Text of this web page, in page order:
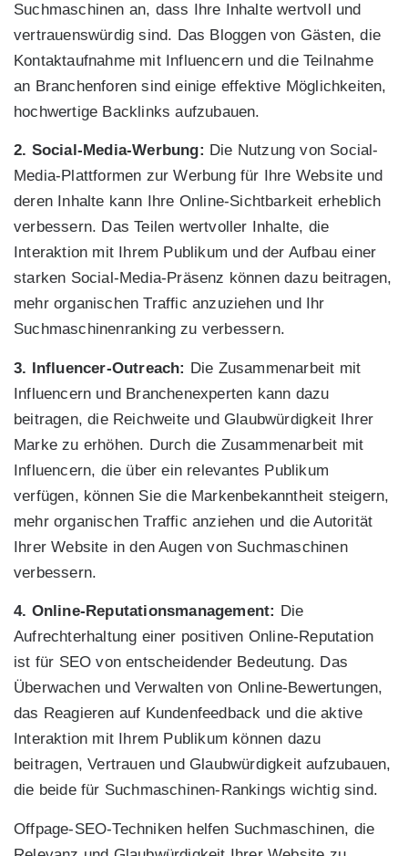
Suchmaschinen an, dass Ihre Inhalte wertvoll und
vertrauenswürdig sind. Das Bloggen von Gästen, die
Kontaktaufnahme mit Influencern und die Teilnahme
an Branchenforen sind einige effektive Möglichkeiten,
hochwertige Backlinks aufzubauen.
2. Social-Media-Werbung: Die Nutzung von Social-
Media-Plattformen zur Werbung für Ihre Website und
deren Inhalte kann Ihre Online-Sichtbarkeit erheblich
verbessern. Das Teilen wertvoller Inhalte, die
Interaktion mit Ihrem Publikum und der Aufbau einer
starken Social-Media-Präsenz können dazu beitragen,
mehr organischen Traffic anzuziehen und Ihr
Suchmaschinenranking zu verbessern.
3. Influencer-Outreach: Die Zusammenarbeit mit
Influencern und Branchenexperten kann dazu
beitragen, die Reichweite und Glaubwürdigkeit Ihrer
Marke zu erhöhen. Durch die Zusammenarbeit mit
Influencern, die über ein relevantes Publikum
verfügen, können Sie die Markenbekanntheit steigern,
mehr organischen Traffic anziehen und die Autorität
Ihrer Website in den Augen von Suchmaschinen
verbessern.
4. Online-Reputationsmanagement: Die
Aufrechterhaltung einer positiven Online-Reputation
ist für SEO von entscheidender Bedeutung. Das
Überwachen und Verwalten von Online-Bewertungen,
das Reagieren auf Kundenfeedback und die aktive
Interaktion mit Ihrem Publikum können dazu
beitragen, Vertrauen und Glaubwürdigkeit aufzubauen,
die beide für Suchmaschinen-Rankings wichtig sind.
Offpage-SEO-Techniken helfen Suchmaschinen, die